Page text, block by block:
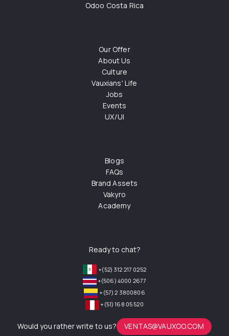
Odoo Costa Rica
Our Offer
About Us
Culture
Vauxians' Life
Jobs
Events
UX/UI
Blogs
FAQs
Brand Assets
Vakyro
Academy
Ready to chat?
+(52) 312 217 0252
+(506) 4000 2677
+(57) 2 3800806
+(51) 168 05 520
Would you rather write to us? VENTAS@VAUXOO.COM